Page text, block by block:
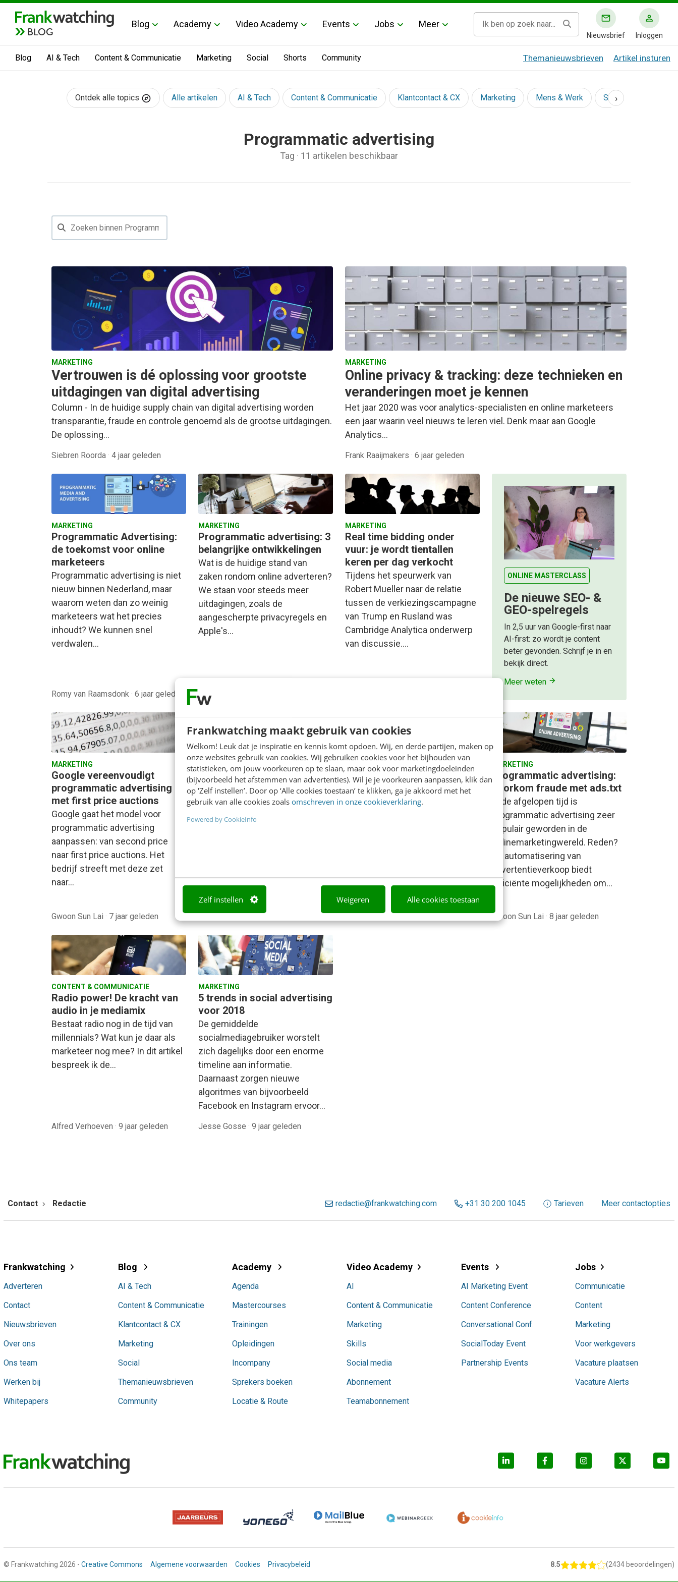
Frankwatching maakt gebruik van cookies
Welkom! Leuk dat je inspiratie en kennis komt opdoen. Wij, en derde partijen, maken op
onze websites gebruik van cookies. Wij gebruiken cookies voor het bijhouden van
statistieken, om jouw voorkeuren op te slaan, maar ook voor marketingdoeleinden
(bijvoorbeeld het afstemmen van advertenties). Wil je je voorkeuren aanpassen, klik dan
op ‘Zelf instellen’. Door op ‘Alle cookies toestaan’ te klikken, ga je akkoord met het
gebruik van alle cookies zoals omschreven in onze cookieverklaring.
Powered by CookieInfo
Zelf instellen Weigeren Alle cookies toestaan
BLOG
Blog Academy Video Academy Events Jobs Meer
Nieuwsbrief Inloggen
Blog AI & Tech Content & Communicatie Marketing Social Shorts Community Themanieuwsbrieven Artikel insturen
Ontdek alle topics Alle artikelen AI & Tech Content & Communicatie Klantcontact & CX Marketing Mens & Werk Social
›
Programmatic advertising
Tag · 11 artikelen beschikbaar
MARKETING
Vertrouwen is dé oplossing voor grootste
uitdagingen van digital advertising
Column - In de huidige supply chain van digital advertising worden
transparantie, fraude en controle genoemd als de grootse uitdagingen.
De oplossing…
Siebren Roorda · 4 jaar geleden
MARKETING
Online privacy & tracking: deze technieken en
veranderingen moet je kennen
Het jaar 2020 was voor analytics-specialisten en online marketeers
een jaar waarin veel nieuws te leren viel. Denk maar aan Google
Analytics…
Frank Raaijmakers · 6 jaar geleden
MARKETING
Programmatic Advertising:
de toekomst voor online
marketeers
Programmatic advertising is niet
nieuw binnen Nederland, maar
waarom weten dan zo weinig
marketeers wat het precies
inhoudt? We kunnen snel
verdwalen…
Romy van Raamsdonk · 6 jaar geleden
MARKETING
Programmatic advertising: 3
belangrijke ontwikkelingen
Wat is de huidige stand van
zaken rondom online adverteren?
We staan voor steeds meer
uitdagingen, zoals de
aangescherpte privacyregels en
Apple's…
Jonathan Barkan
MARKETING
Real time bidding onder
vuur: je wordt tientallen
keren per dag verkocht
Tijdens het speurwerk van
Robert Mueller naar de relatie
tussen de verkiezingscampagne
van Trump en Rusland was
Cambridge Analytica onderwerp
van discussie.…
ONLINE MASTERCLASS
De nieuwe SEO- &
GEO-spelregels
In 2,5 uur van Google-first naar
AI-first: zo wordt je content
beter gevonden. Schrijf je in en
bekijk direct.
Meer weten
MARKETING
Google vereenvoudigt
programmatic advertising
met first price auctions
Google gaat het model voor
programmatic advertising
aanpassen: van second price
naar first price auctions. Het
bedrijf streeft met deze zet
naar…
Gwoon Sun Lai · 7 jaar geleden
MARKETING
Programmatic display
advertising: de trends voor
2019
marketing. Maar wat moet in
2019 echt op…
Daphne Smaling· 7 jaar geleden
MARKETING
Amazon Advertising
herintroductie: wat kun je
ervan verwachten?
Services (AMS) en…
Jurre Oosterwechel· 8 jaar geleden
MARKETING
Programmatic advertising:
voorkom fraude met ads.txt
In de afgelopen tijd is
programmatic advertising zeer
populair geworden in de
onlinemarketingwereld. Reden?
De automatisering van
advertentieverkoop biedt
efficiënte mogelijkheden om…
Gwoon Sun Lai · 8 jaar geleden
CONTENT & COMMUNICATIE
Radio power! De kracht van
audio in je mediamix
Bestaat radio nog in de tijd van
millennials? Wat kun je daar als
marketeer nog mee? In dit artikel
bespreek ik de…
Alfred Verhoeven · 9 jaar geleden
MARKETING
5 trends in social advertising
voor 2018
De gemiddelde
socialmediagebruiker worstelt
zich dagelijks door een enorme
timeline aan informatie.
Daarnaast zorgen nieuwe
algoritmes van bijvoorbeeld
Facebook en Instagram ervoor…
Jesse Gosse · 9 jaar geleden
Contact Redactie redactie@frankwatching.com +31 30 200 1045 Tarieven Meer contactopties
Frankwatching
Adverteren
Contact
Nieuwsbrieven
Over ons
Ons team
Werken bij
Whitepapers
Blog
AI & Tech
Content & Communicatie
Klantcontact & CX
Marketing
Social
Themanieuwsbrieven
Community
Academy
Agenda
Mastercourses
Trainingen
Opleidingen
Incompany
Sprekers boeken
Locatie & Route
Video Academy
AI
Content & Communicatie
Marketing
Skills
Social media
Abonnement
Teamabonnement
Events
AI Marketing Event
Content Conference
Conversational Conf.
SocialToday Event
Partnership Events
Jobs
Communicatie
Content
Marketing
Voor werkgevers
Vacature plaatsen
Vacature Alerts
© Frankwatching 2026 - Creative Commons Algemene voorwaarden Cookies Privacybeleid 8.5 (2434 beoordelingen)